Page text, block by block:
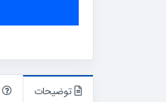
توضیحات